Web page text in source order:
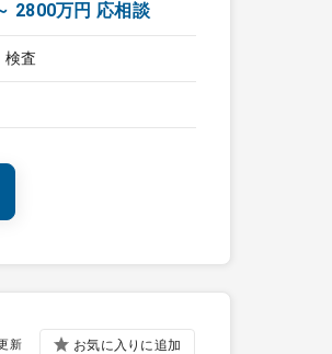
2800万円 応相談
検査
新 お気に入りに追加